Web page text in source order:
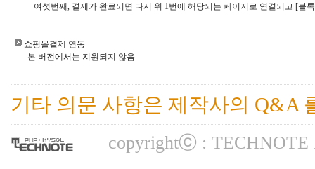
여섯번째, 결제가 완료되면 다시 위 1번에 해당되는 페이지로 연결되고 [블
쇼핑몰결제 연동
        본 버전에서는 지원되지 않음
기타 의문 사항은 제작사의 Q&A
copyrightⓒ : TECHNOTE